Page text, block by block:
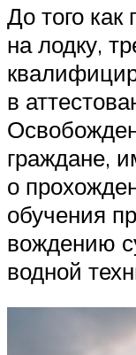
До того как
на лодку,
в
граждане,
о
обучения
вождению
водной